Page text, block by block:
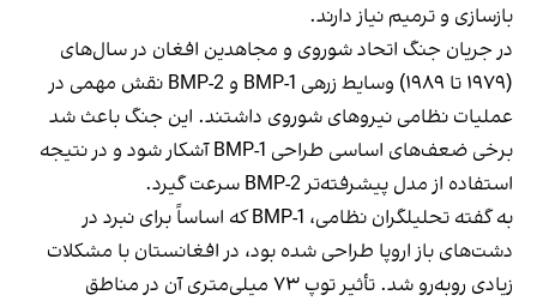
بازسازی و ترمیم نیاز دارند.
در جریان جنگ اتحاد شوروی و مجاهدین افغان در سال‌های
(۱۹۷۹ تا ۱۹۸۹) وسایط زرهی BMP-1 و BMP-2 نقش مهمی در
عملیات نظامی نیروهای شوروی داشتند. این جنگ باعث شد
برخی ضعف‌های اساسی طراحی BMP-1 آشکار شود و در نتیجه
استفاده از مدل پیشرفته‌تر BMP-2 سرعت گیرد.
به گفته تحلیلگران نظامی، BMP-1 که اساساً برای نبرد در
دشت‌های باز اروپا طراحی شده بود، در افغانستان با مشکلات
زیادی روبه‌رو شد. تأثیر توپ ۷۳ میلی‌متری آن در مناطق